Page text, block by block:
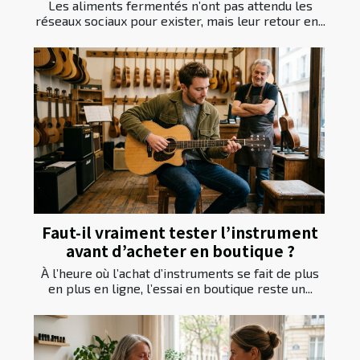
Les aliments fermentés n’ont pas attendu les
réseaux sociaux pour exister, mais leur retour en...
Faut-il vraiment tester l’instrument
avant d’acheter en boutique ?
À l’heure où l’achat d’instruments se fait de plus
en plus en ligne, l’essai en boutique reste un...